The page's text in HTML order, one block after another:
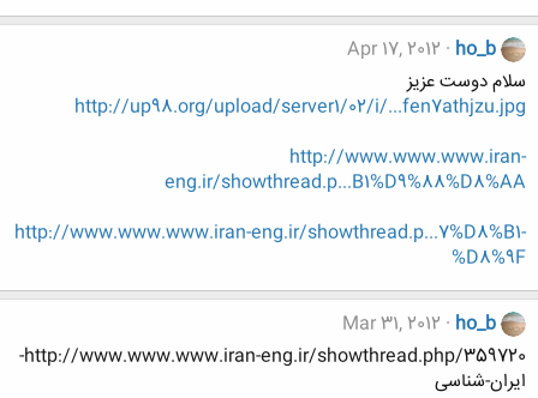
ho_b
Apr 17, 2012
سلام دوست عزیز
http://up98.org/upload/server1/02/i/...fen7athjzu.jpg
http://www.www.www.iran-
eng.ir/showthread.p...B1%D9%88%D8%AA
http://www.www.www.iran-eng.ir/showthread.p...7%D8%B1-
%D8%9F
ho_b
Mar 31, 2012
http://www.www.www.iran-eng.ir/showthread.php/359720-
ایران-شناسی